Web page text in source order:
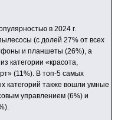
в 2024 г.
(с долей 27% от всех
и планшеты (26%), а
категории «красота,
(11%). В топ-5 самых
категорий также вошли умные
управлением (6%) и